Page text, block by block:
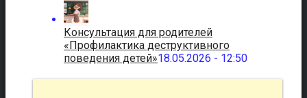
Консультация для родителей
«Профилактика деструктивного
поведения детей»18.05.2026 - 12:50